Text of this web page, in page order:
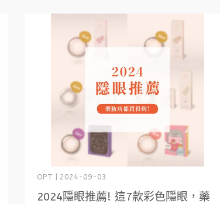
2024隱眼推薦! 這7款彩色隱眼，藥
OPT | 2024-09-03